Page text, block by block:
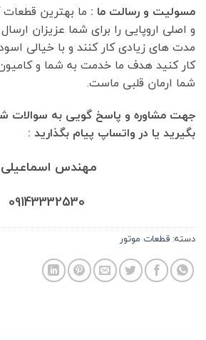
مسولیت و رسالت ما : ما بهترین
و اصلی اروپایی را برای شما عزیزان
مدت های زیادی کار کنند و با خیالی
کار کنید هدف ما خدمت به شما و
شما ارمان قلبی ماست.
جهت مشاوره و پاسخ گویی به سوالات
بگیرید یا در واتساپ پیام بگذارید :
مهندس اسماعیلی
09143332530
دسته: قطعات موتور